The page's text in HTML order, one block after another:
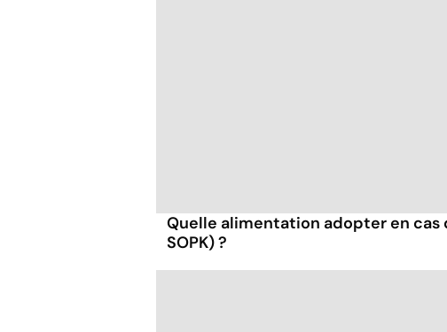
Quelle alimentation adopter en cas
SOPK) ?